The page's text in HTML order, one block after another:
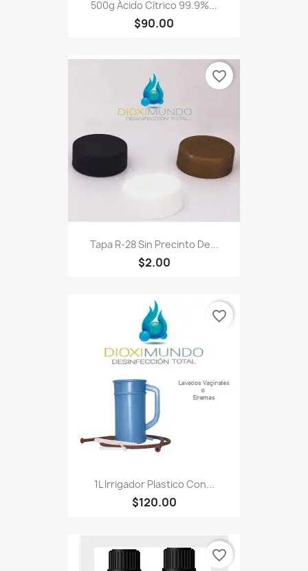
500g Ácido Cítrico 99.9%...
$90.00
Tapa R-28 Sin Precinto De...
$2.00
favorite_border
1L Irrigador Plastico Con...
$120.00
favorite_border
favorite_border